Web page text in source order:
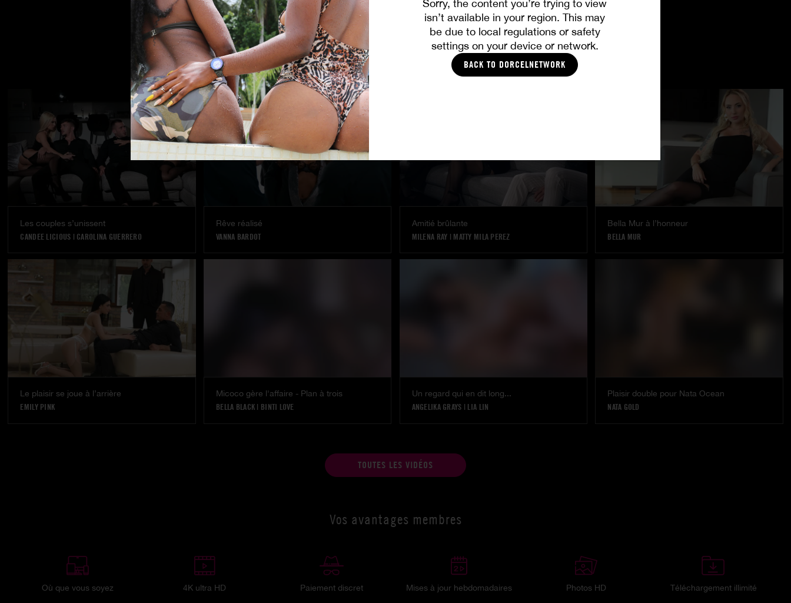
Sorry, the content you’re trying to view
isn’t available in your region. This may
be due to local regulations or safety
settings on your device or network.
BACK TO DORCELNETWORK
TOUTES LES PHOTOS
VOUS ALLEZ AIMER
Les couples s’unissent
CANDEE LICIOUS | CAROLINA GUERRERO
Rêve réalisé
VANNA BARDOT
Amitié brûlante
MILENA RAY | MATTY MILA PEREZ
Bella Mur à l’honneur
BELLA MUR
Le plaisir se joue à l’arrière
EMILY PINK
Micoco gère l'affaire - Plan à trois
BELLA BLACK | BINTI LOVE
Un regard qui en dit long...
ANGELIKA GRAYS | LIA LIN
Plaisir double pour Nata Ocean
NATA GOLD
TOUTES LES VIDÉOS
Vos avantages membres
Où que vous soyez 4K ultra HD Paiement discret Mises à jour hebdomadaires Photos HD Téléchargement illimité